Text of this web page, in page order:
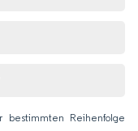
bestimmten Reihenfolge